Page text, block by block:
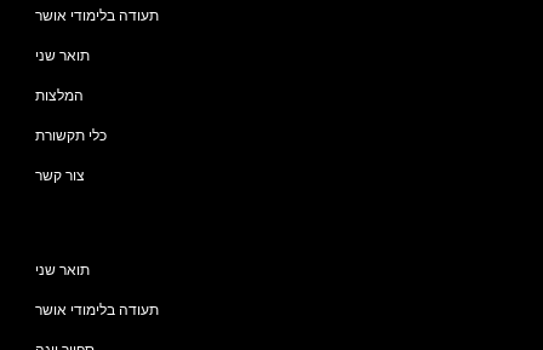
תעודה בלימודי אושר
תואר שני
המלצות
כלי תקשורת
צור קשר
תואר שני
תעודה בלימודי אושר